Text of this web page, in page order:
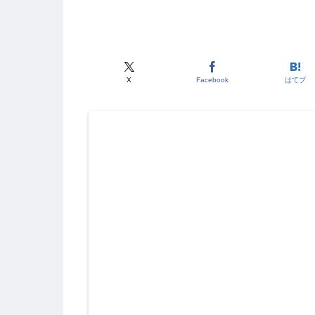
X Facebook はてブ